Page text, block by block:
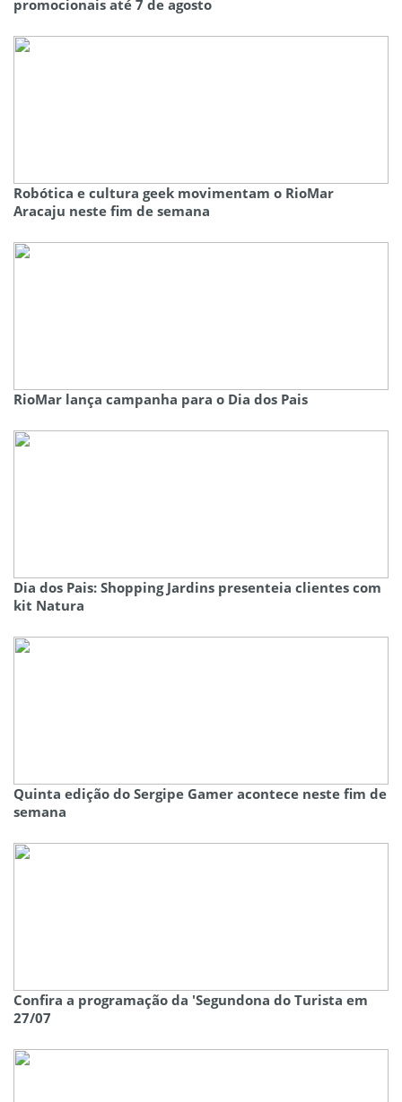
promocionais até 7 de agosto
Robótica e cultura geek movimentam o RioMar
Aracaju neste fim de semana
RioMar lança campanha para o Dia dos Pais
Dia dos Pais: Shopping Jardins presenteia clientes com
kit Natura
Quinta edição do Sergipe Gamer acontece neste fim de
semana
Confira a programação da 'Segundona do Turista em
27/07